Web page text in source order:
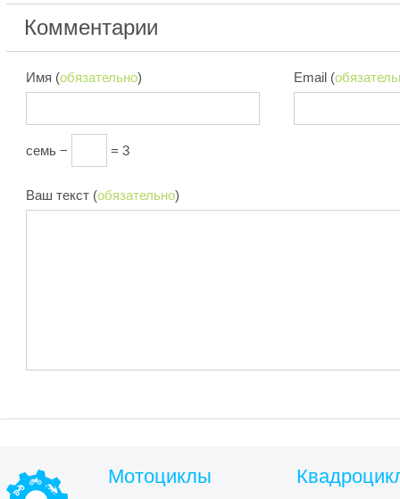
Комментарии
Имя (обязательно) Email (
семь − = 3
Ваш текст (обязательно)
Мотоциклы